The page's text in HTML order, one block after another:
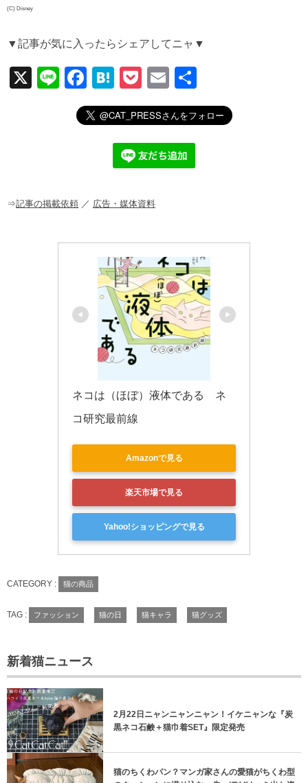
(C) Disney
▼記事が気に入ったらシェアしてニャ▼
X
Li
F
a
c
o
H
at
e
n
a
P
o
ck
et
E
m
ail
有
⇒記事の掲載依頼 ／ 広告・媒体資料
ネコは（ほぼ）液体である　ネ
コ研究最前線
Amazonで見る
楽天市場で見る
Yahoo!ショッピングで見る
CATEGORY : 猫の商品
TAG : ファッション 猫の日 猫キャラ 猫グッズ
新着猫ニュース
2月22日ニャンニャンニャン！イケニャンな『炭
黒ネコ石鹸＋猫巾着SET』限定発売
猫のちくわパン？マンガ家さんの愛猫がちくわ型